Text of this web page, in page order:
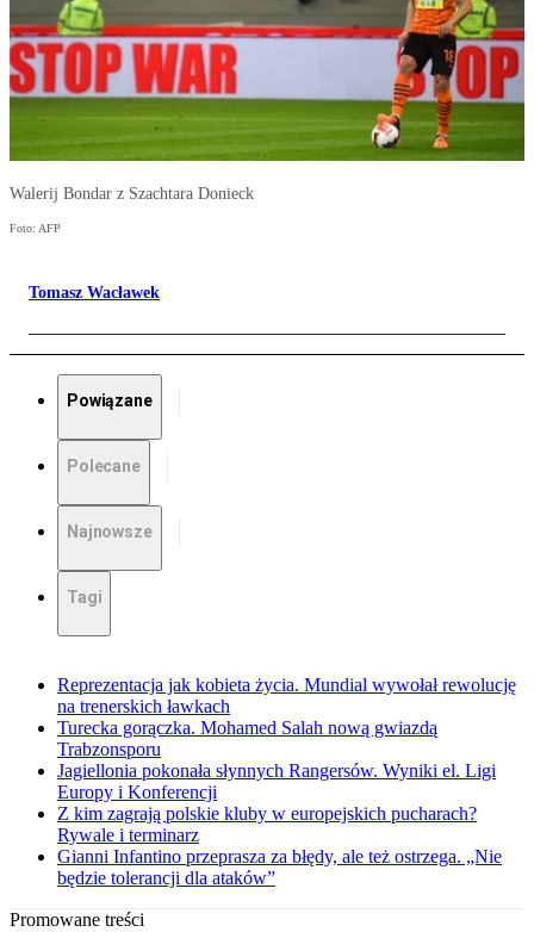
Walerij Bondar z Szachtara Donieck
Foto: AFP
Tomasz Wacławek
Powiązane
Polecane
Najnowsze
Tagi
Reprezentacja jak kobieta życia. Mundial wywołał rewolucję
na trenerskich ławkach
Turecka gorączka. Mohamed Salah nową gwiazdą
Trabzonsporu
Jagiellonia pokonała słynnych Rangersów. Wyniki el. Ligi
Europy i Konferencji
Z kim zagrają polskie kluby w europejskich pucharach?
Rywale i terminarz
Gianni Infantino przeprasza za błędy, ale też ostrzega. „Nie
będzie tolerancji dla ataków”
Promowane treści